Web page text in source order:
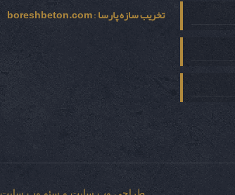
تخریب سازه پارسا:
boreshbeton.com